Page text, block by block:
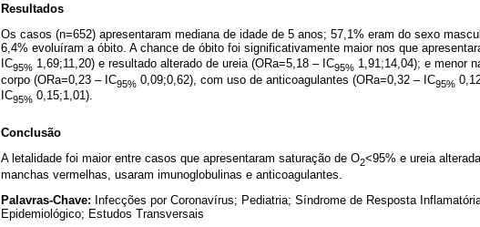
Resultados
Os casos (n=652) apresentaram mediana de idade de 5 anos; 57,1% eram do sexo
6,4% evoluíram a óbito. A chance de óbito foi significativamente maior nos que
IC95% 1,69;11,20) e resultado alterado de ureia (ORa=5,18 – IC95% 1,91;14,04); e menor
corpo (ORa=0,23 – IC95% 0,09;0,62), com uso de anticoagulantes (ORa=0,32 – IC95%
IC95% 0,15;1,01).
Conclusão
A letalidade foi maior entre casos que apresentaram saturação de O2<95% e ureia
manchas vermelhas, usaram imunoglobulinas e anticoagulantes.
Palavras-Chave: Infecções por Coronavírus; Pediatria; Síndrome de Resposta
Epidemiológico; Estudos Transversais